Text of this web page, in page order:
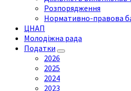
Розпорядження
Нормативно-правова
ЦНАП
Молодіжна рада
Податки
2026
2025
2024
2023